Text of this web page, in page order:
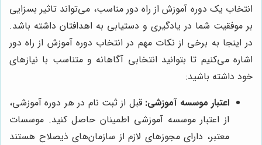
انتخاب یک دوره آموزش از راه دور مناسب، می‌تواند تاثیر بسزایی
بر موفقیت شما در یادگیری و دستیابی به اهدافتان داشته باشد.
در اینجا به برخی از نکات مهم در انتخاب دوره آموزش از راه دور
اشاره می‌کنیم تا بتوانید انتخابی آگاهانه و متناسب با نیازهای
خود داشته باشید:
اعتبار موسسه آموزشی: قبل از ثبت نام در هر دوره آموزشی،
از اعتبار موسسه آموزشی اطمینان حاصل کنید. موسسات
معتبر، دارای مجوزهای لازم از سازمان‌های ذیصلاح هستند